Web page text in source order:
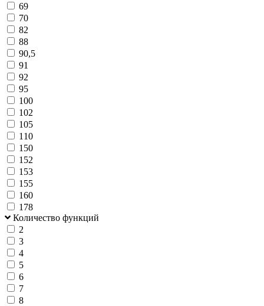
69
70
82
88
90,5
91
92
95
100
102
105
110
150
152
153
155
160
178
Количество функций
2
3
4
5
6
7
8